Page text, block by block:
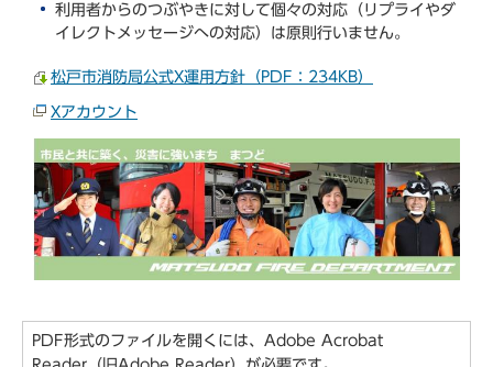
利用者からのつぶやきに対して個々の対応（リプライやダ
イレクトメッセージへの対応）は原則行いません。
松戸市消防局公式X運用方針（PDF：234KB）
Xアカウント
PDF形式のファイルを開くには、Adobe Acrobat